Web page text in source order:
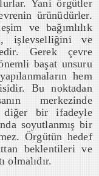
Yani örgütler
ürünüdürler.
ve bağımlılık
işlevselliğini ve
Gerek çevre
başat unsuru
hem
Bu noktadan
merkezinde
diğer bir ifadeyle
soyutlanmış bir
Örgütün hedef
beklentileri ve
olmalıdır.